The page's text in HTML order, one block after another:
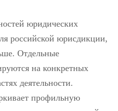
юридических
российской юрисдикции,
Отдельные
на конкретных
деятельности.
профильную